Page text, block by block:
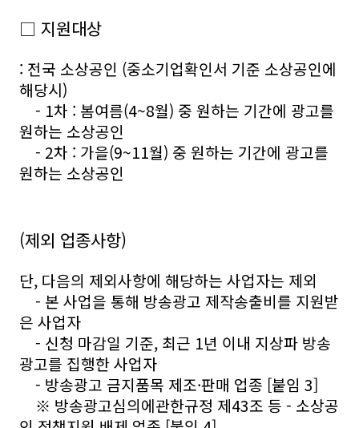
□ 지원대상
: 전국 소상공인 (중소기업확인서 기준 소상공인에
해당시)
- 1차 : 봄여름(4~8월) 중 원하는 기간에 광고를
원하는 소상공인
- 2차 : 가을(9~11월) 중 원하는 기간에 광고를
원하는 소상공인
(제외 업종사항)
단, 다음의 제외사항에 해당하는 사업자는 제외
- 본 사업을 통해 방송광고 제작송출비를 지원받
은 사업자
- 신청 마감일 기준, 최근 1년 이내 지상파 방송
광고를 집행한 사업자
- 방송광고 금지품목 제조·판매 업종 [붙임 3]
※ 방송광고심의에관한규정 제43조 등 - 소상공